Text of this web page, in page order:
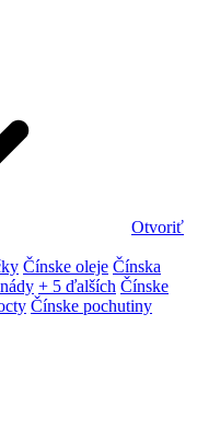
Otvoriť
Čínske oleje Čínska
+ 5 ďalších Čínske
Čínske pochutiny